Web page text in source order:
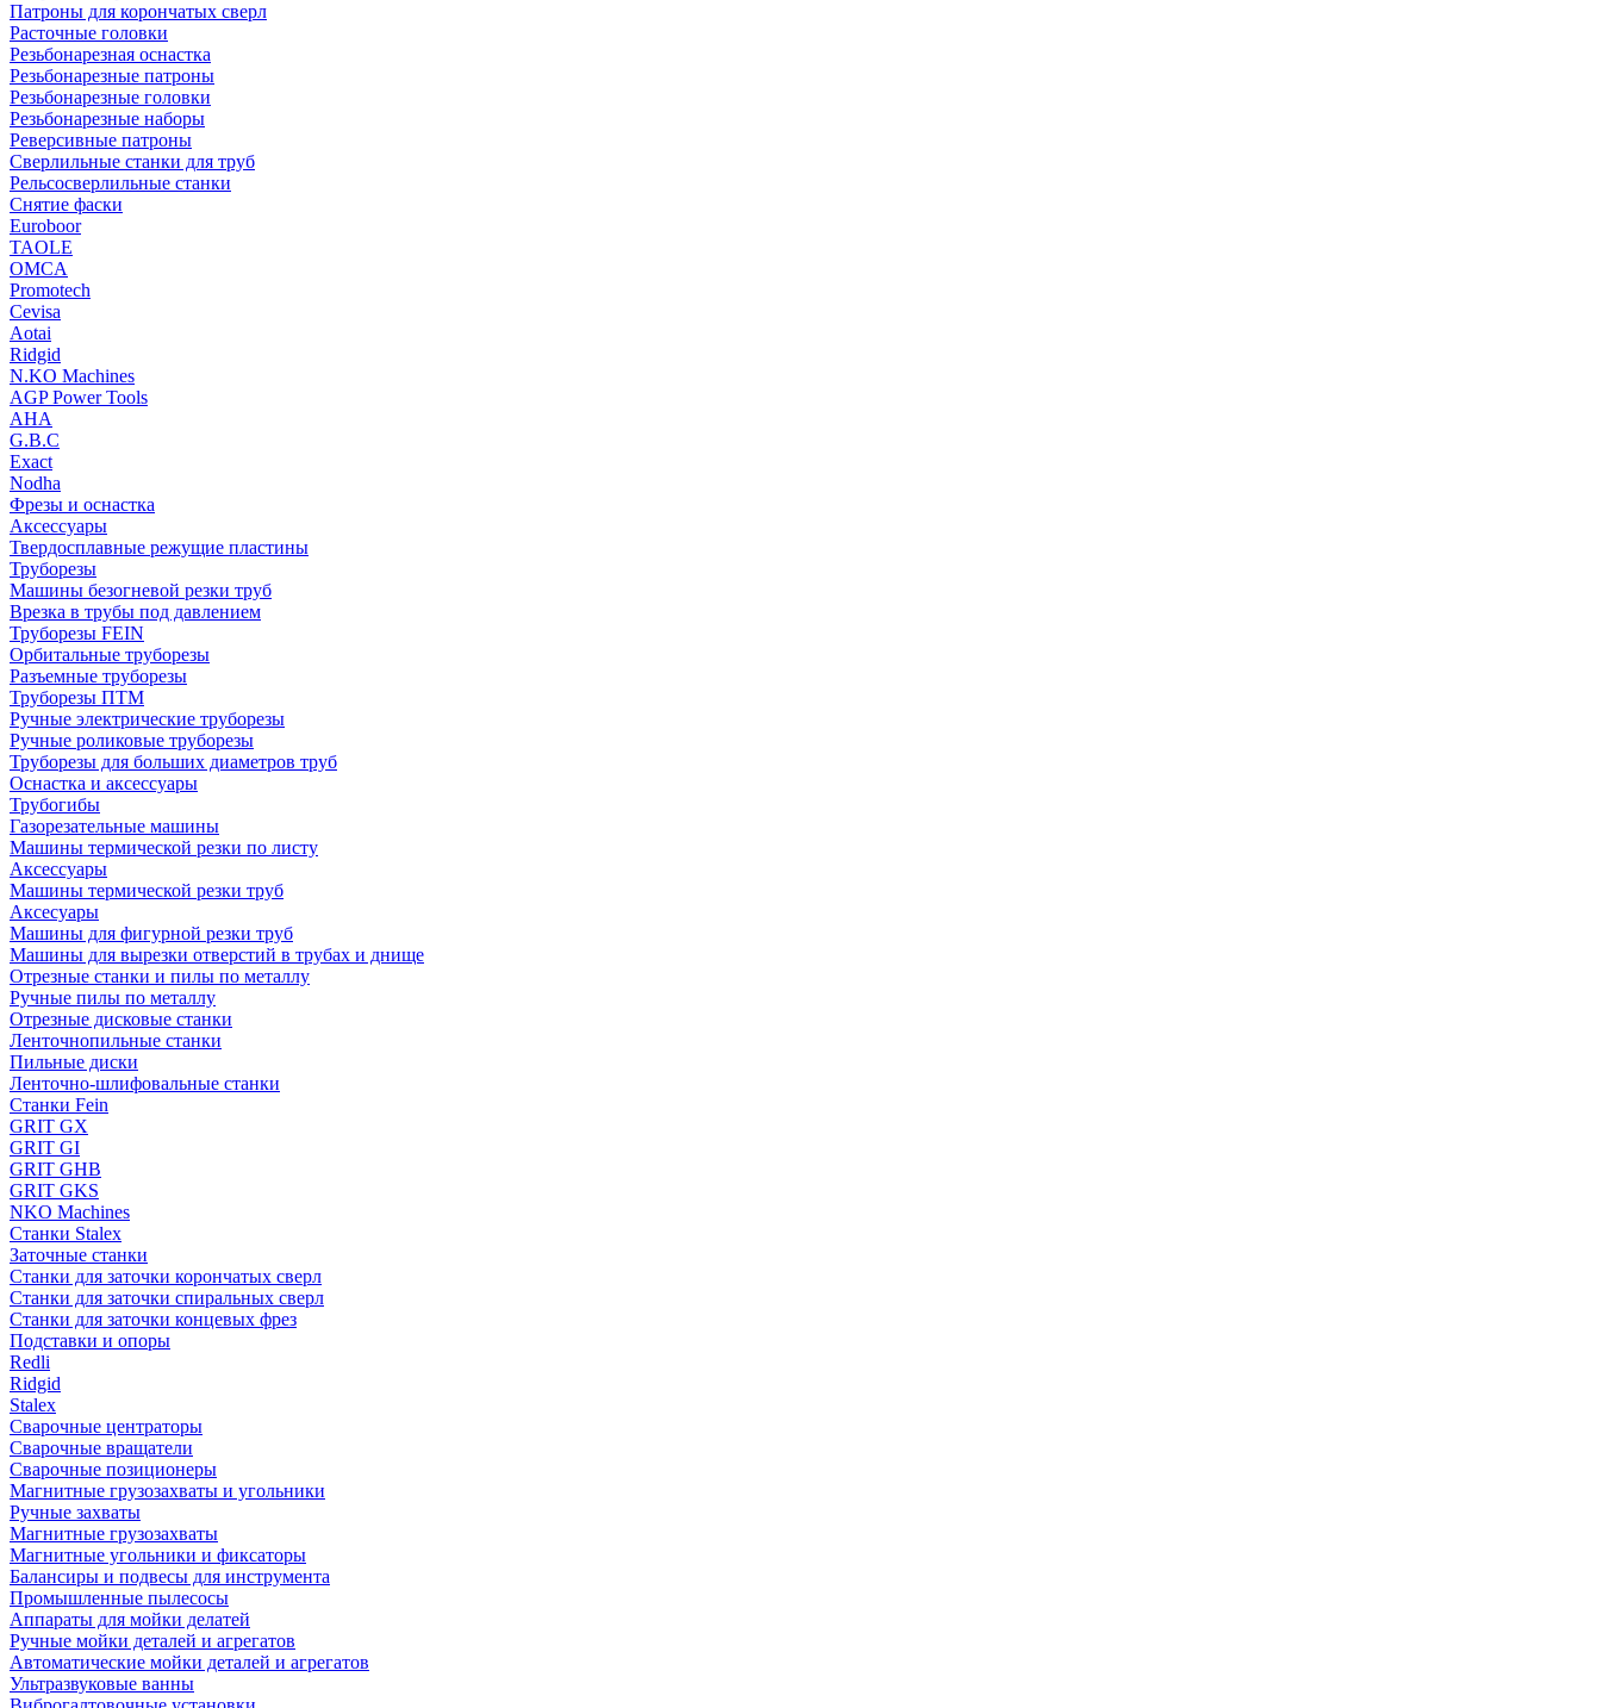
Патроны для корончатых сверл
Расточные головки
Резьбонарезная оснастка
Резьбонарезные патроны
Резьбонарезные головки
Резьбонарезные наборы
Реверсивные патроны
Сверлильные станки для труб
Рельсосверлильные станки
Снятие фаски
Euroboor
TAOLE
OMCA
Promotech
Cevisa
Aotai
Ridgid
N.KO Machines
AGP Power Tools
AHA
G.B.C
Exact
Nodha
Фрезы и оснастка
Аксессуары
Твердосплавные режущие пластины
Труборезы
Машины безогневой резки труб
Врезка в трубы под давлением
Труборезы FEIN
Орбитальные труборезы
Разъемные труборезы
Труборезы ПТМ
Ручные электрические труборезы
Ручные роликовые труборезы
Труборезы для больших диаметров труб
Оснастка и аксессуары
Трубогибы
Газорезательные машины
Машины термической резки по листу
Аксессуары
Машины термической резки труб
Аксесуары
Машины для фигурной резки труб
Машины для вырезки отверстий в трубах и днище
Отрезные станки и пилы по металлу
Ручные пилы по металлу
Отрезные дисковые станки
Ленточнопильные станки
Пильные диски
Ленточно-шлифовальные станки
Станки Fein
GRIT GX
GRIT GI
GRIT GHB
GRIT GKS
NKO Machines
Станки Stalex
Заточные станки
Станки для заточки корончатых сверл
Станки для заточки спиральных сверл
Станки для заточки концевых фрез
Подставки и опоры
Redli
Ridgid
Stalex
Сварочные центраторы
Сварочные вращатели
Сварочные позиционеры
Магнитные грузозахваты и угольники
Ручные захваты
Магнитные грузозахваты
Магнитные угольники и фиксаторы
Балансиры и подвесы для инструмента
Промышленные пылесосы
Аппараты для мойки делатей
Ручные мойки деталей и агрегатов
Автоматические мойки деталей и агрегатов
Ультразвуковые ванны